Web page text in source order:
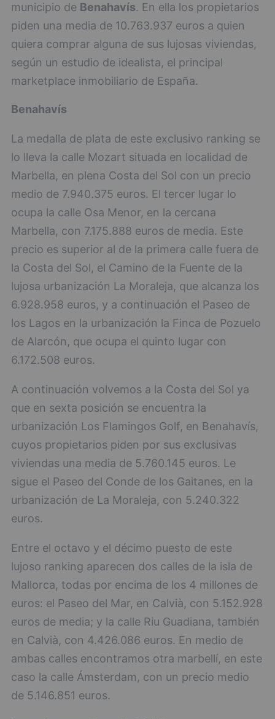
municipio de Benahavís. En ella los propietarios
piden una media de 10.763.937 euros a quien
quiera comprar alguna de sus lujosas viviendas,
según un estudio de idealista, el principal
marketplace inmobiliario de España.
Benahavís
La medalla de plata de este exclusivo ranking se
lo lleva la calle Mozart situada en localidad de
Marbella, en plena Costa del Sol con un precio
medio de 7.940.375 euros. El tercer lugar lo
ocupa la calle Osa Menor, en la cercana
Marbella, con 7.175.888 euros de media. Este
precio es superior al de la primera calle fuera de
la Costa del Sol, el Camino de la Fuente de la
lujosa urbanización La Moraleja, que alcanza los
6.928.958 euros, y a continuación el Paseo de
los Lagos en la urbanización la Finca de Pozuelo
de Alarcón, que ocupa el quinto lugar con
6.172.508 euros.
A continuación volvemos a la Costa del Sol ya
que en sexta posición se encuentra la
urbanización Los Flamingos Golf, en Benahavís,
cuyos propietarios piden por sus exclusivas
viviendas una media de 5.760.145 euros. Le
sigue el Paseo del Conde de los Gaitanes, en la
urbanización de La Moraleja, con 5.240.322
euros.
Entre el octavo y el décimo puesto de este
lujoso ranking aparecen dos calles de la isla de
Mallorca, todas por encima de los 4 millones de
euros: el Paseo del Mar, en Calvià, con 5.152.928
euros de media; y la calle Riu Guadiana, también
en Calvià, con 4.426.086 euros. En medio de
ambas calles encontramos otra marbellí, en este
caso la calle Ámsterdam, con un precio medio
de 5.146.851 euros.